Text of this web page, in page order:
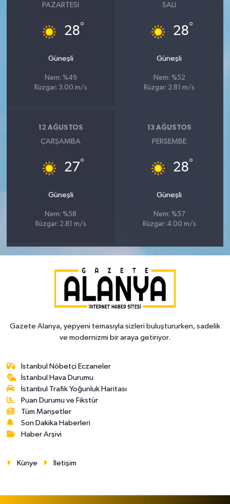
PAZARTESI
28°
Güneşli
Nem: %49
Rüzgar: 3.00 m/s
SALI
28°
Güneşli
Nem: %52
Rüzgar: 2.81 m/s
12 AĞUSTOS
ÇARŞAMBA
27°
Güneşli
Nem: %58
Rüzgar: 2.81 m/s
13 AĞUSTOS
PERŞEMBE
28°
Güneşli
Nem: %57
Rüzgar: 4.00 m/s
Gazete Alanya, yepyeni temasıyla sizleri buluştururken, sadelik
ve modernizmi bir araya getiriyor.
İstanbul Nöbetçi Eczaneler
İstanbul Hava Durumu
İstanbul Trafik Yoğunluk Haritası
Puan Durumu ve Fikstür
Tüm Manşetler
Son Dakika Haberleri
Haber Arşivi
Künye İletişim